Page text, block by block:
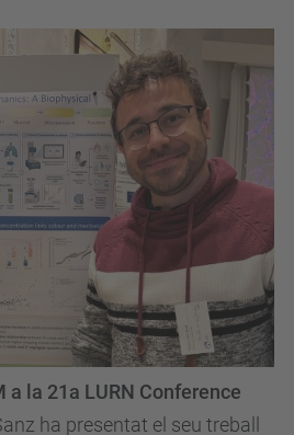
ha presentat el seu treball
la 21a LURN Conference